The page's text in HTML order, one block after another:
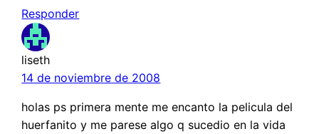
Responder
liseth
14 de noviembre de 2008
holas ps primera mente me encanto la pelicula del
huerfanito y me parese algo q sucedio en la vida